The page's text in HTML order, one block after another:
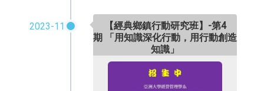
2023-11
【經典鄉鎮行動研究班】-第4
期 「用知識深化行動，用行動創造
知識」